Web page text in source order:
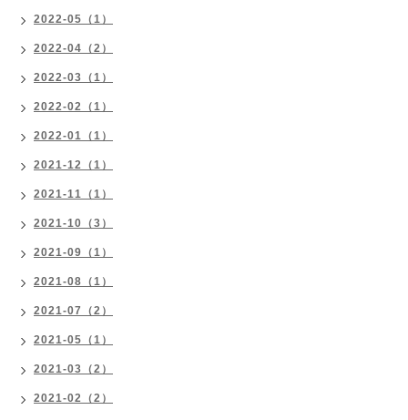
2022-05（1）
2022-04（2）
2022-03（1）
2022-02（1）
2022-01（1）
2021-12（1）
2021-11（1）
2021-10（3）
2021-09（1）
2021-08（1）
2021-07（2）
2021-05（1）
2021-03（2）
2021-02（2）